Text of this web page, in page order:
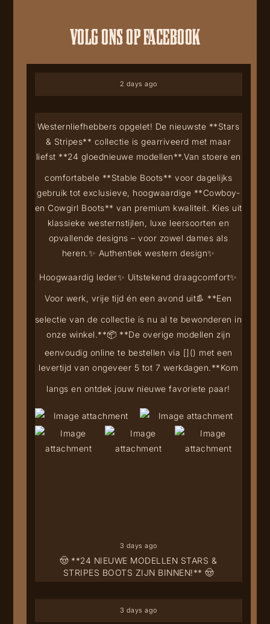
VOLG ONS OP FACEBOOK
2 days ago
🤠 **24 NIEUWE MODELLEN STARS &
STRIPES BOOTS ZIJN BINNEN!** 🤠
Westernliefhebbers opgelet! De nieuwste **Stars
& Stripes** collectie is gearriveerd met maar
liefst **24 gloednieuwe modellen**.Van stoere en
comfortabele **Stable Boots** voor dagelijks
gebruik tot exclusieve, hoogwaardige **Cowboy-
en Cowgirl Boots** van premium kwaliteit. Kies uit
klassieke westernstijlen, luxe leersoorten en
opvallende designs – voor zowel dames als
heren.✨ Authentiek western design✨
Hoogwaardig leder✨ Uitstekend draagcomfort✨
Voor werk, vrije tijd én een avond uit👢 **Een
selectie van de collectie is nu al te bewonderen in
onze winkel.**📦 **De overige modellen zijn
eenvoudig online te bestellen via []() met een
levertijd van ongeveer 5 tot 7 werkdagen.**Kom
langs en ontdek jouw nieuwe favoriete paar!
3 days ago
3 days ago